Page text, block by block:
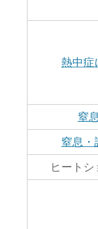
熱中症
窒
窒息・
ヒートシ